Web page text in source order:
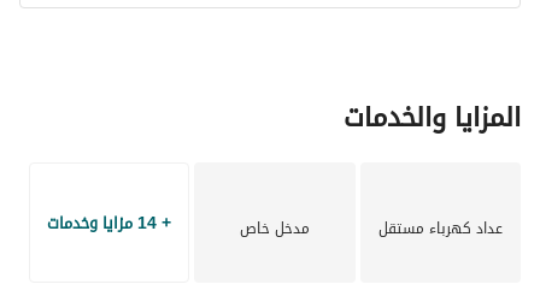
المزايا والخدمات
عداد كهرباء مستقل مدخل خاص + 14 مزايا وخدمات